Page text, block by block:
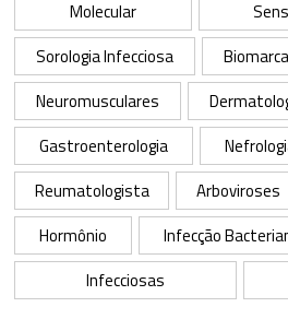
Molecular
Sorologia Infecciosa
Neuromusculares
Gastroenterologia
Reumatologista
Arboviroses
Hormônio
Infecção
Infecciosas